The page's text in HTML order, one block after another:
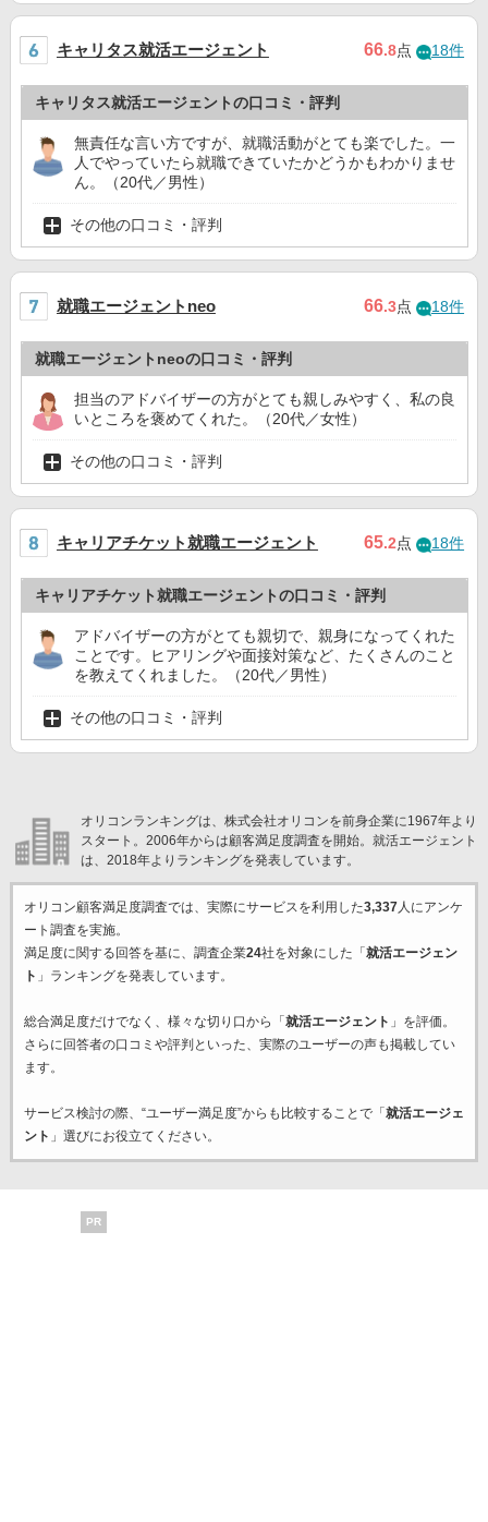
キャリタス就活エージェント 66.8点 18件
キャリタス就活エージェントの口コミ・評判
無責任な言い方ですが、就職活動がとても楽でした。一
人でやっていたら就職できていたかどうかもわかりませ
ん。（20代／男性）
その他の口コミ・評判
就職エージェントneo 66.3点 18件
就職エージェントneoの口コミ・評判
担当のアドバイザーの方がとても親しみやすく、私の良
いところを褒めてくれた。（20代／女性）
その他の口コミ・評判
キャリアチケット就職エージェント 65.2点 18件
キャリアチケット就職エージェントの口コミ・評判
アドバイザーの方がとても親切で、親身になってくれた
ことです。ヒアリングや面接対策など、たくさんのこと
を教えてくれました。（20代／男性）
その他の口コミ・評判
オリコンランキングは、株式会社オリコンを前身企業に1967年より
スタート。2006年からは顧客満足度調査を開始。就活エージェント
は、2018年よりランキングを発表しています。
オリコン顧客満足度調査では、実際にサービスを利用した3,337人にアンケ
ート調査を実施。
満足度に関する回答を基に、調査企業24社を対象にした「 就活エージェン
ト 」ランキングを発表しています。
総合満足度だけでなく、様々な切り口から「 就活エージェント 」を評価。
さらに回答者の口コミや評判といった、実際のユーザーの声も掲載してい
ます。
サービス検討の際、“ユーザー満足度”からも比較することで「 就活エージェ
ント 」選びにお役立てください。
PR